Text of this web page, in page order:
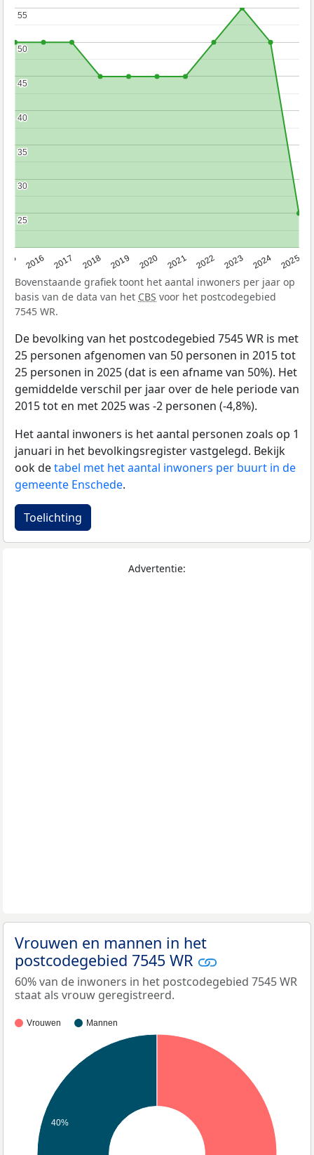
2016 2017 2018 2019 2020 2021 2022 2023 2024 2025
25
25
30
30
35
35
40
40
45
45
50
50
55
55
Bovenstaande grafiek toont het aantal inwoners per jaar op
basis van de data van het CBS voor het postcodegebied
7545 WR.
De bevolking van het postcodegebied 7545 WR is met
25 personen afgenomen van 50 personen in 2015 tot
25 personen in 2025 (dat is een afname van 50%). Het
gemiddelde verschil per jaar over de hele periode van
2015 tot en met 2025 was -2 personen (-4,8%).
Het aantal inwoners is het aantal personen zoals op 1
januari in het bevolkingsregister vastgelegd. Bekijk
ook detabel met het aantal inwoners per buurt in de
gemeente Enschede.
Toelichting
Advertentie:
Vrouwen en mannen in het
postcodegebied 7545 WR
60% van de inwoners in het postcodegebied 7545 WR
staat als vrouw geregistreerd.
Vrouwen Mannen
40%